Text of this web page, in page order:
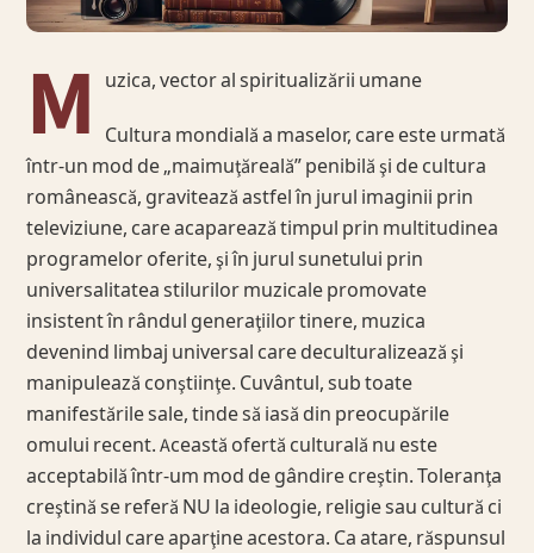
M uzica, vector al spiritualizării umane
Cultura mondială a maselor, care este urmată
într-un mod de „maimuţăreală” penibilă şi de cultura
românească, gravitează astfel în jurul imaginii prin
televiziune, care acaparează timpul prin multitudinea
programelor oferite, şi în jurul sunetului prin
universalitatea stilurilor muzicale promovate
insistent în rândul generaţiilor tinere, muzica
devenind limbaj universal care deculturalizează şi
manipulează conştiinţe. Cuvântul, sub toate
manifestările sale, tinde să iasă din preocupările
omului recent. Această ofertă culturală nu este
acceptabilă într-um mod de gândire creştin. Toleranţa
creştină se referă NU la ideologie, religie sau cultură ci
la individul care aparţine acestora. Ca atare, răspunsul